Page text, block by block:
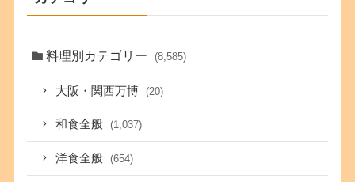
料理別カテゴリー (8,585)
大阪・関西万博 (20)
和食全般 (1,037)
洋食全般 (654)